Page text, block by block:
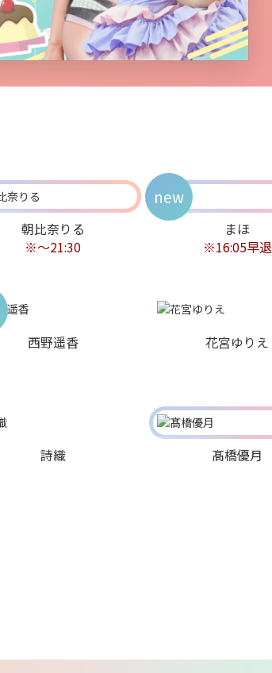
朝比奈りる
※～21:30
まほ
※16:05早退
new
西野遥香 花宮ゆりえ
詩織 髙橋優月